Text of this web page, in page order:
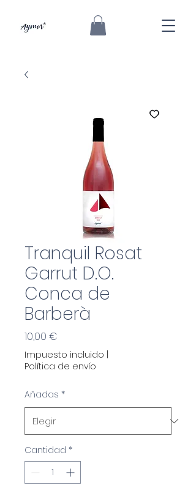
Tranquil Rosat
Garrut D.O.
Conca de
Barberà
10,00 €
Impuesto incluido
Política de envío
Añadas *
Cantidad *